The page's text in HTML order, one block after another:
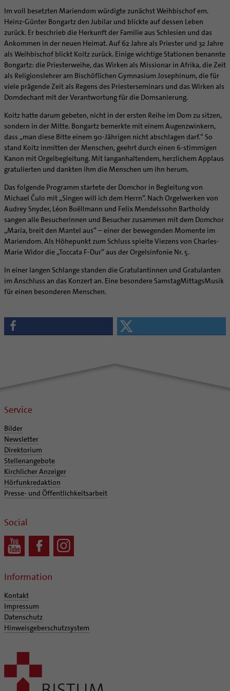
Ehe - Familie - Geschlechtergerechtigkeit
Kategoriale und Diakonale Seelsorge
Polizei- und Feuerwehr
Schule
Gefängnisseelsorge
Segensorte
Veranstaltungen
Aufbrüche in der Kirche
Ehrenamtliche
Verwaltungsbeauftragte / Verwaltungsleitungen in
Pfarrgemeinden
Im voll besetzten Mariendom würdigte zunächst Weihbischof em.
Heinz-Günter Bongartz den Jubilar und blickte auf dessen Leben
zurück. Er beschrieb die Herkunft der Familie aus Schlesien und das
Ankommen in der neuen Heimat. Auf 62 Jahre als Priester und 32 Jahre
als Weihbischof blickt Koitz zurück. Einige wichtige Stationen benannte
Bongartz: die Priesterweihe, das Wirken als Missionar in Afrika, die Zeit
als Religionslehrer am Bischöflichen Gymnasium Josephinum, die für
viele prägende Zeit als Regens des Priesterseminars und das Wirken als
Domdechant mit der Verantwortung für die Domsanierung.
Koitz hatte darum gebeten, nicht in der ersten Reihe im Dom zu sitzen,
sondern in der Mitte. Bongartz bemerkte mit einem Augenzwinkern,
dass „man diese Bitte einem 90-Jährigen nicht abschlagen darf.“ So
stand Koitz inmitten der Menschen, geehrt durch einen 6-stimmigen
Kanon mit Orgelbegleitung. Mit langanhaltendem, herzlichem Applaus
gratulierten und dankten ihm die Menschen um ihn herum.
Das folgende Programm startete der Domchor in Begleitung von
Michael Čulo mit „Singen will ich dem Herrn“. Nach Orgelwerken von
Audrey Snyder, Léon Boëllmann und Felix Mendelssohn Bartholdy
sangen alle Besucherinnen und Besucher zusammen mit dem Domchor
„Maria, breit den Mantel aus“ – einer der bewegenden Momente im
Mariendom. Als Höhepunkt zum Schluss spielte Viezens von Charles-
Marie Widor die „Toccata F-Dur“ aus der Orgelsinfonie Nr. 5.
In einer langen Schlange standen die Gratulantinnen und Gratulanten
im Anschluss an das Konzert an. Eine besondere SamstagMittagsMusik
für einen besonderen Menschen.
Service
Bilder
Newsletter
Direktorium
Stellenangebote
Kirchlicher Anzeiger
Hörfunkredaktion
Presse- und Öffentlichkeitsarbeit
Social
Information
Kontakt
Impressum
Datenschutz
Hinweisgeberschutzsystem